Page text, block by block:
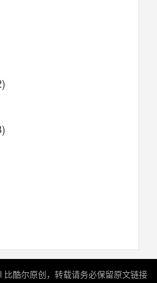
酷尔原创，转载请务必保留原文链接